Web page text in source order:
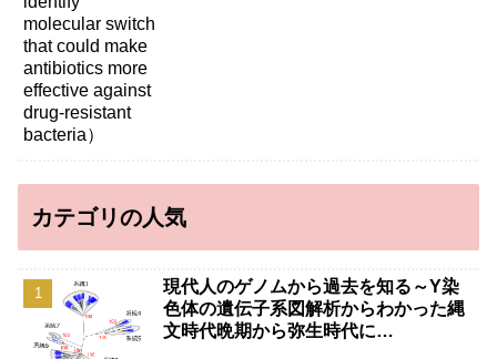
カテゴリの人気
現代人のゲノムから過去を知る～Y染
色体の遺伝子系図解析からわかった縄
文時代晩期から弥生時代に…